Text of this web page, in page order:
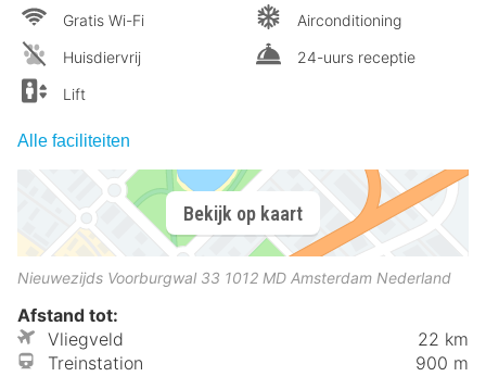
Gratis Wi-Fi
Huisdiervrij
Lift
Airconditioning
24-uurs receptie
Alle faciliteiten
Bekijk op kaart
Nieuwezijds Voorburgwal 33 1012 MD Amsterdam Nederland
Afstand tot:
Vliegveld
22 km
Treinstation
900 m